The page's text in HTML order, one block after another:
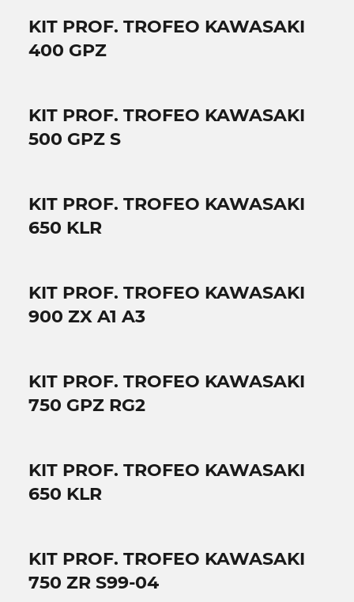
KIT PROF. TROFEO KAWASAKI
400 GPZ
KIT PROF. TROFEO KAWASAKI
500 GPZ S
KIT PROF. TROFEO KAWASAKI
650 KLR
KIT PROF. TROFEO KAWASAKI
900 ZX A1 A3
KIT PROF. TROFEO KAWASAKI
750 GPZ RG2
KIT PROF. TROFEO KAWASAKI
650 KLR
KIT PROF. TROFEO KAWASAKI
750 ZR S99-04